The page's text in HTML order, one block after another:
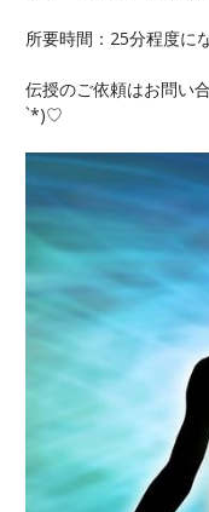
所要時間：25分程度に
伝授のご依頼はお問い
`*)♡